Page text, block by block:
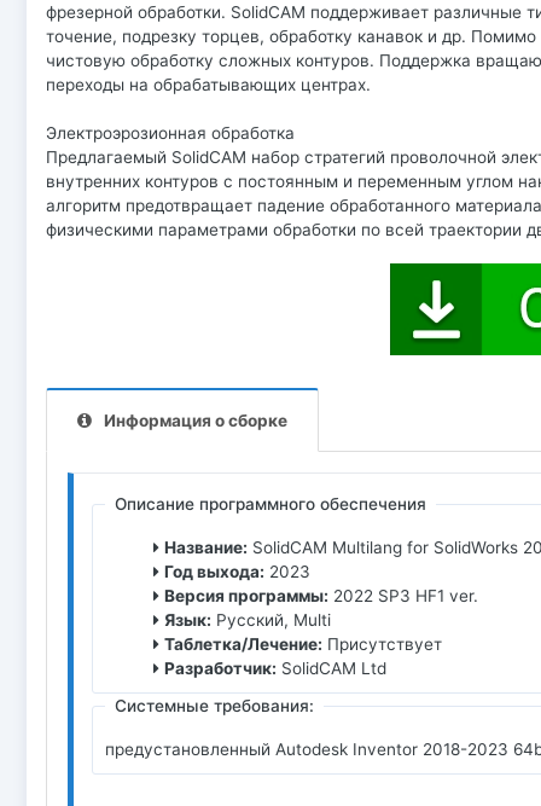
фрезерной обработки. SolidCAM поддерживает различные
точение, подрезку торцев, обработку канавок и др.
чистовую обработку сложных контуров. Поддержка
переходы на обрабатывающих центрах.
Электроэрозионная обработка
Предлагаемый SolidCAM набор стратегий проволочной
внутренних контуров с постоянным и переменным углом
алгоритм предотвращает падение обработанного
физическими параметрами обработки по всей траектории
Информация о сборке
Описание программного обеспечения
Название: SolidCAM Multilang for SolidWorks
Год выхода: 2023
Версия программы: 2022 SP3 HF1 ver.
Язык: Русский, Multi
Таблетка/Лечение: Присутствует
Разработчик: SolidCAM Ltd
Системные требования:
предустановленный Autodesk Inventor 2018-2023